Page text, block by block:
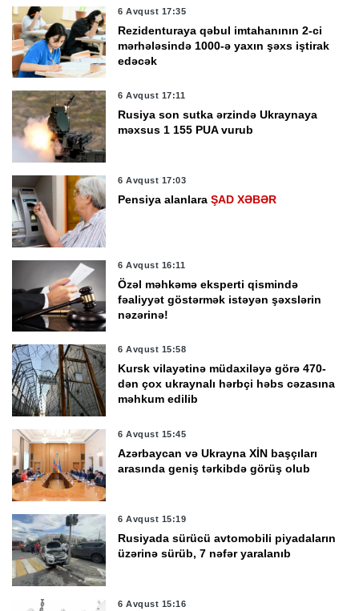
6 Avqust 17:35
Rezidenturaya qəbul imtahanının 2-ci
mərhələsində 1000-ə yaxın şəxs iştirak
edəcək
6 Avqust 17:11
Rusiya son sutka ərzində Ukraynaya
məxsus 1 155 PUA vurub
6 Avqust 17:03
Pensiya alanlaraŞAD XƏBƏR
6 Avqust 16:11
Özəl məhkəmə eksperti qismində
fəaliyyət göstərmək istəyən şəxslərin
nəzərinə!
6 Avqust 15:58
Kursk vilayətinə müdaxiləyə görə 470-
dən çox ukraynalı hərbçi həbs cəzasına
məhkum edilib
6 Avqust 15:45
Azərbaycan və Ukrayna XİN başçıları
arasında geniş tərkibdə görüş olub
6 Avqust 15:19
Rusiyada sürücü avtomobili piyadaların
üzərinə sürüb, 7 nəfər yaralanıb
6 Avqust 15:16